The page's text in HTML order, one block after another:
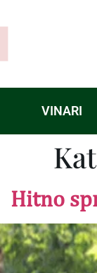
VINARI
Hitno